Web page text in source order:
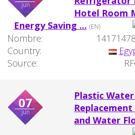
jun
Hotel Room
Energy Saving ... (EN)
Nombre:
Country:
Source:
07
jun
Plastic
and Water